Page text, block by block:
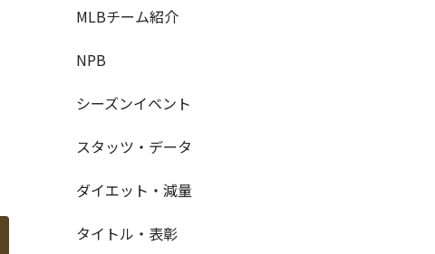
MLBチーム紹介
NPB
シーズンイベント
スタッツ・データ
ダイエット・減量
タイトル・表彰